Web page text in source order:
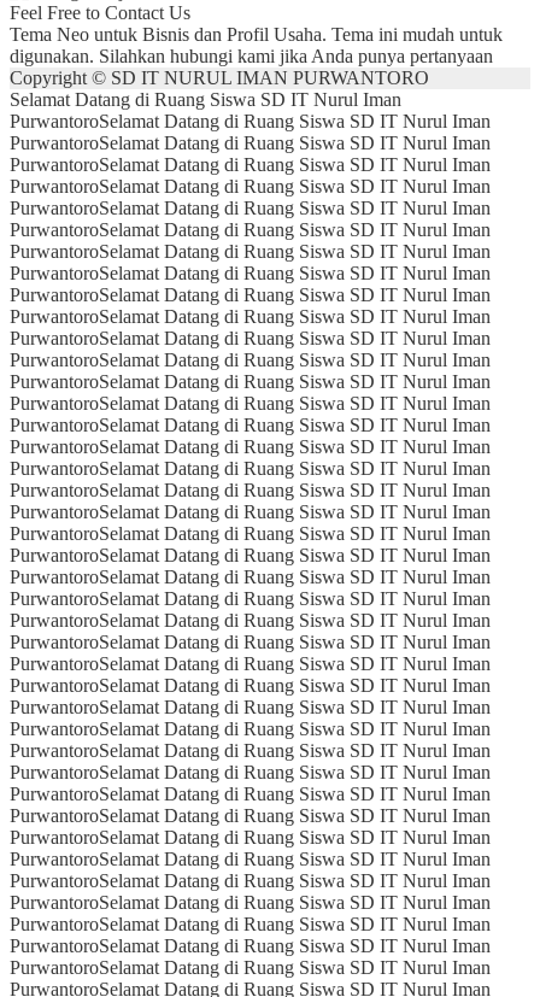
Feel Free to Contact Us
Tema Neo untuk Bisnis dan Profil Usaha. Tema ini mudah untuk
digunakan. Silahkan hubungi kami jika Anda punya pertanyaan
Copyright © SD IT NURUL IMAN PURWANTORO
Selamat Datang di Ruang Siswa SD IT Nurul Iman
PurwantoroSelamat Datang di Ruang Siswa SD IT Nurul Iman
PurwantoroSelamat Datang di Ruang Siswa SD IT Nurul Iman
PurwantoroSelamat Datang di Ruang Siswa SD IT Nurul Iman
PurwantoroSelamat Datang di Ruang Siswa SD IT Nurul Iman
PurwantoroSelamat Datang di Ruang Siswa SD IT Nurul Iman
PurwantoroSelamat Datang di Ruang Siswa SD IT Nurul Iman
PurwantoroSelamat Datang di Ruang Siswa SD IT Nurul Iman
PurwantoroSelamat Datang di Ruang Siswa SD IT Nurul Iman
PurwantoroSelamat Datang di Ruang Siswa SD IT Nurul Iman
PurwantoroSelamat Datang di Ruang Siswa SD IT Nurul Iman
PurwantoroSelamat Datang di Ruang Siswa SD IT Nurul Iman
PurwantoroSelamat Datang di Ruang Siswa SD IT Nurul Iman
PurwantoroSelamat Datang di Ruang Siswa SD IT Nurul Iman
PurwantoroSelamat Datang di Ruang Siswa SD IT Nurul Iman
PurwantoroSelamat Datang di Ruang Siswa SD IT Nurul Iman
PurwantoroSelamat Datang di Ruang Siswa SD IT Nurul Iman
PurwantoroSelamat Datang di Ruang Siswa SD IT Nurul Iman
PurwantoroSelamat Datang di Ruang Siswa SD IT Nurul Iman
PurwantoroSelamat Datang di Ruang Siswa SD IT Nurul Iman
PurwantoroSelamat Datang di Ruang Siswa SD IT Nurul Iman
PurwantoroSelamat Datang di Ruang Siswa SD IT Nurul Iman
PurwantoroSelamat Datang di Ruang Siswa SD IT Nurul Iman
PurwantoroSelamat Datang di Ruang Siswa SD IT Nurul Iman
PurwantoroSelamat Datang di Ruang Siswa SD IT Nurul Iman
PurwantoroSelamat Datang di Ruang Siswa SD IT Nurul Iman
PurwantoroSelamat Datang di Ruang Siswa SD IT Nurul Iman
PurwantoroSelamat Datang di Ruang Siswa SD IT Nurul Iman
PurwantoroSelamat Datang di Ruang Siswa SD IT Nurul Iman
PurwantoroSelamat Datang di Ruang Siswa SD IT Nurul Iman
PurwantoroSelamat Datang di Ruang Siswa SD IT Nurul Iman
PurwantoroSelamat Datang di Ruang Siswa SD IT Nurul Iman
PurwantoroSelamat Datang di Ruang Siswa SD IT Nurul Iman
PurwantoroSelamat Datang di Ruang Siswa SD IT Nurul Iman
PurwantoroSelamat Datang di Ruang Siswa SD IT Nurul Iman
PurwantoroSelamat Datang di Ruang Siswa SD IT Nurul Iman
PurwantoroSelamat Datang di Ruang Siswa SD IT Nurul Iman
PurwantoroSelamat Datang di Ruang Siswa SD IT Nurul Iman
PurwantoroSelamat Datang di Ruang Siswa SD IT Nurul Iman
PurwantoroSelamat Datang di Ruang Siswa SD IT Nurul Iman
PurwantoroSelamat Datang di Ruang Siswa SD IT Nurul Iman
PurwantoroSelamat Datang di Ruang Siswa SD IT Nurul Iman